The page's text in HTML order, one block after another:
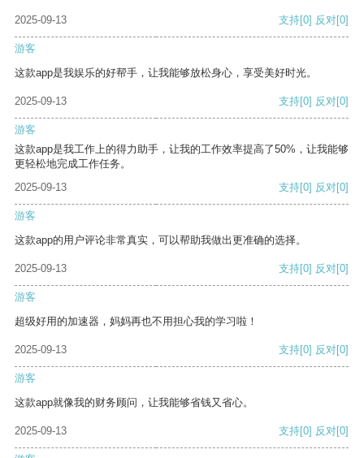
2025-09-13 支持[0] 反对[0]
游客
这款app是我娱乐的好帮手，让我能够放松身心，享受美好时光。
2025-09-13 支持[0] 反对[0]
游客
这款app是我工作上的得力助手，让我的工作效率提高了50%，让我能够
更轻松地完成工作任务。
2025-09-13
支持[0] 反对[0]
游客
这款app的用户评论非常真实，可以帮助我做出更准确的选择。
2025-09-13 支持[0] 反对[0]
游客
超级好用的加速器，妈妈再也不用担心我的学习啦！
2025-09-13 支持[0] 反对[0]
游客
这款app就像我的财务顾问，让我能够省钱又省心。
2025-09-13 支持[0] 反对[0]